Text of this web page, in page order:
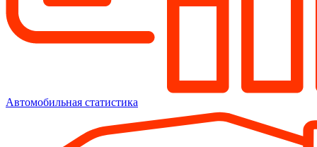
Автомобильная статистика